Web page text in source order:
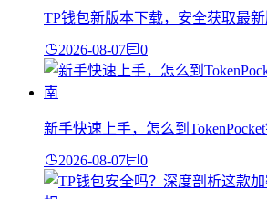
TP钱包新版本下载，安全获取最
2026-08-07 0
新手快速上手，怎么到
2026-08-07 0